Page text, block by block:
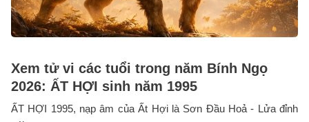
Xem tử vi các tuổi trong năm Bính Ngọ
2026: ẤT HỢI sinh năm 1995
ẤT HỢI 1995, nạp âm của Ất Hợi là Sơn Đầu Hoả - Lửa đỉnh